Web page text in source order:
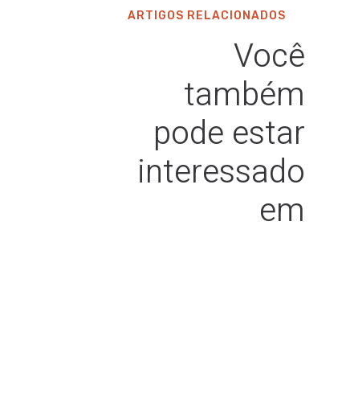
ARTIGOS RELACIONADOS
Você
também
pode estar
interessado
em